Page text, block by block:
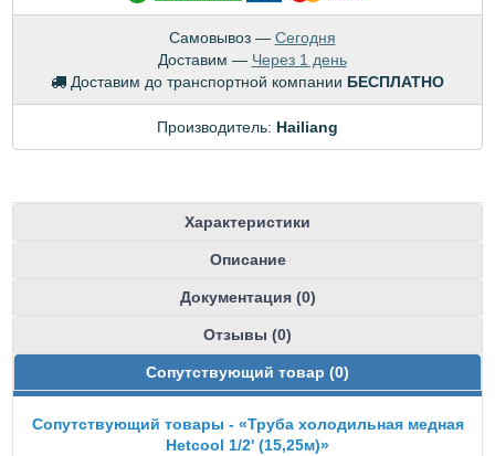
Самовывоз — Сегодня
Доставим — Через 1 день
Доставим до транспортной компании БЕСПЛАТНО
Производитель: Hailiang
Характеристики
Описание
Документация (0)
Отзывы (0)
Сопутствующий товар (0)
Сопутствующий товары - «Труба холодильная медная
Hetcool 1/2' (15,25м)»